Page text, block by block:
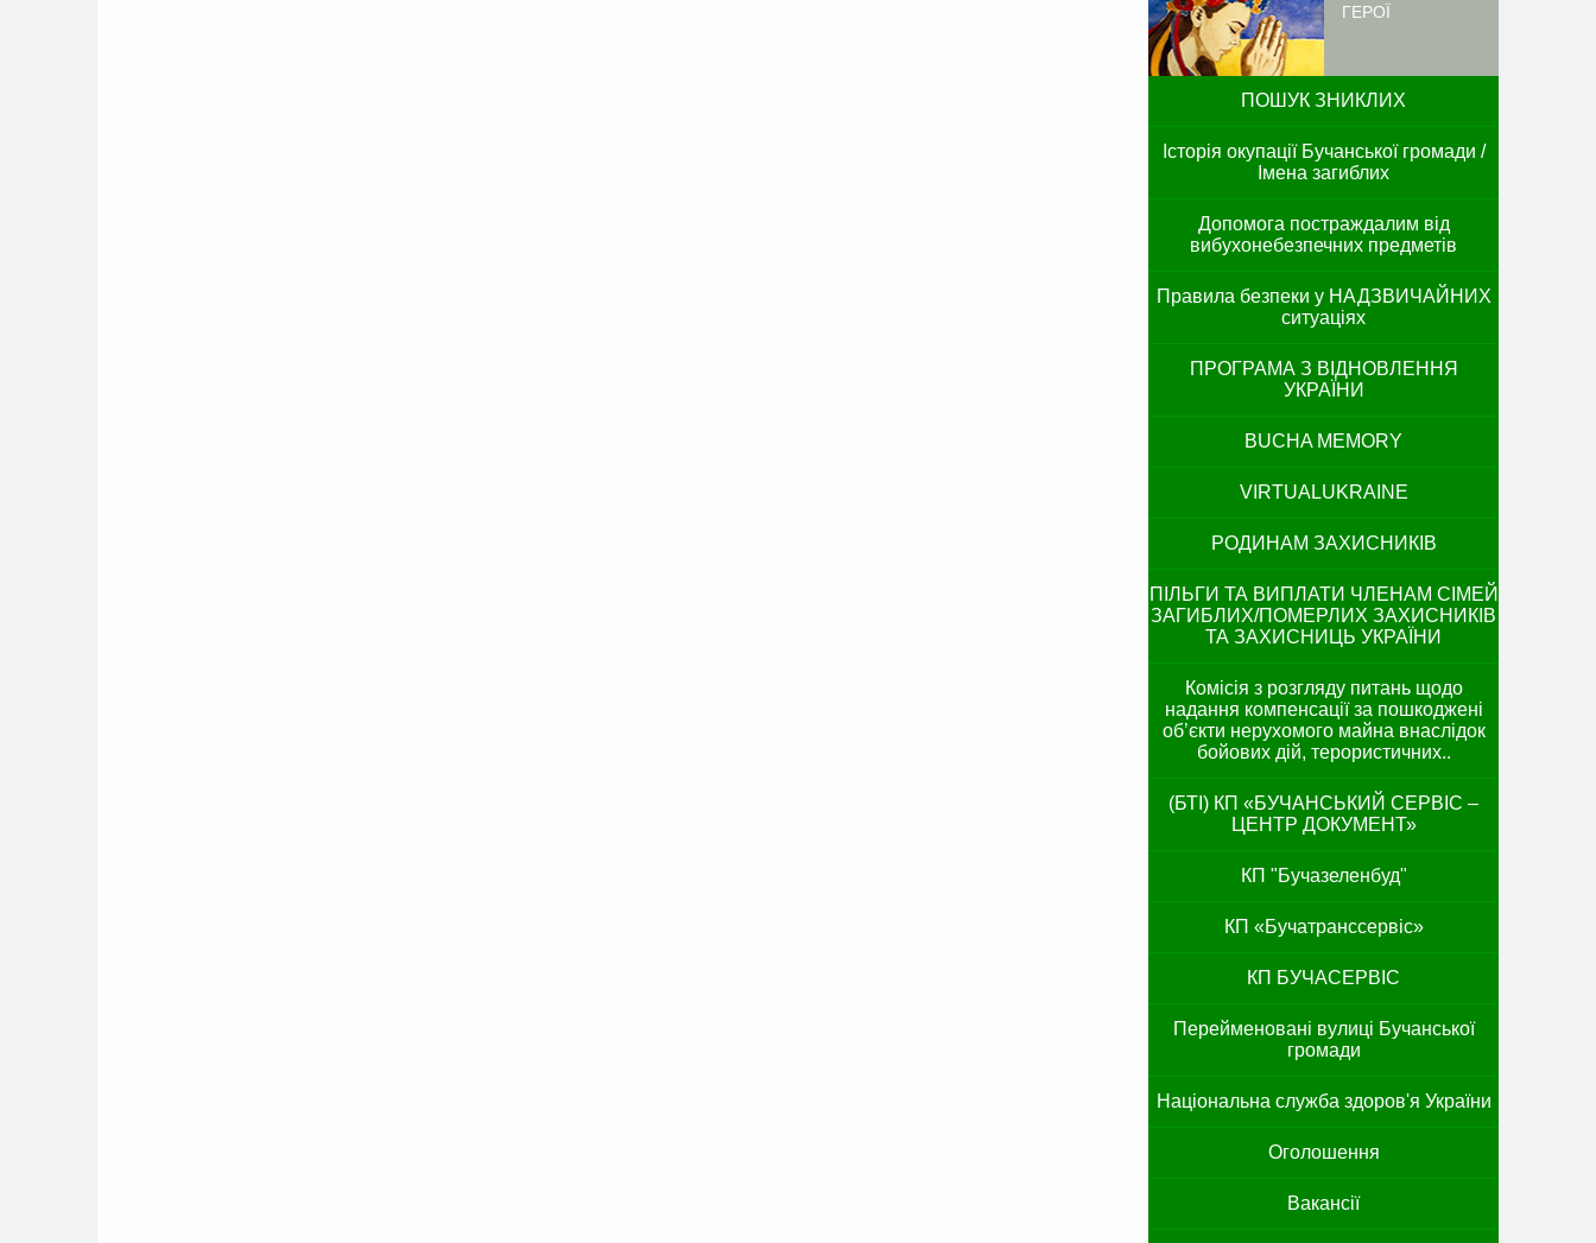
ГЕРОЇ
ПОШУК ЗНИКЛИХ
Історія окупації Бучанської громади /
Імена загиблих
Допомога постраждалим від
вибухонебезпечних предметів
Правила безпеки у НАДЗВИЧАЙНИХ
ситуаціях
ПРОГРАМА З ВІДНОВЛЕННЯ
УКРАЇНИ
BUCHA MEMORY
VIRTUALUKRAINE
РОДИНАМ ЗАХИСНИКІВ
ПІЛЬГИ ТА ВИПЛАТИ ЧЛЕНАМ СІМЕЙ
ЗАГИБЛИХ/ПОМЕРЛИХ ЗАХИСНИКІВ
ТА ЗАХИСНИЦЬ УКРАЇНИ
Комісія з розгляду питань щодо
надання компенсації за пошкоджені
об’єкти нерухомого майна внаслідок
бойових дій, терористичних..
(БТІ) КП «БУЧАНСЬКИЙ СЕРВІС –
ЦЕНТР ДОКУМЕНТ»
КП "Бучазеленбуд"
КП «Бучатранссервіс»
КП БУЧАСЕРВІС
Перейменовані вулиці Бучанської
громади
Національна служба здоров'я України
Оголошення
Вакансії